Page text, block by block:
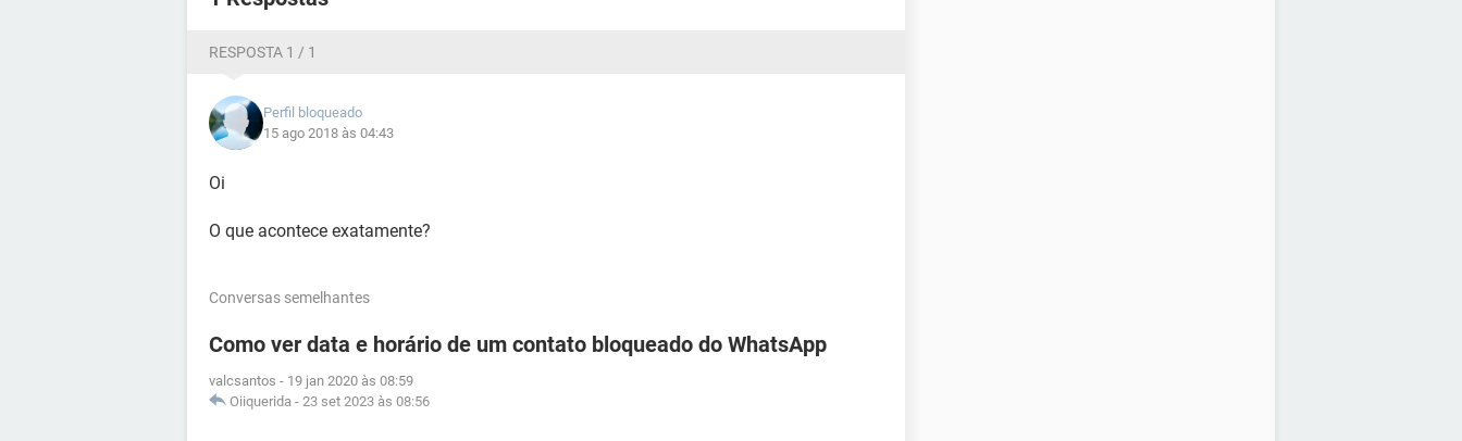
RESPOSTA 1 / 1
Perfil bloqueado
15 ago 2018 às 04:43
Oi
O que acontece exatamente?
Conversas semelhantes
Como ver data e horário de um contato bloqueado do WhatsApp
valcsantos - 19 jan 2020 às 08:59
Oiiquerida - 23 set 2023 às 08:56